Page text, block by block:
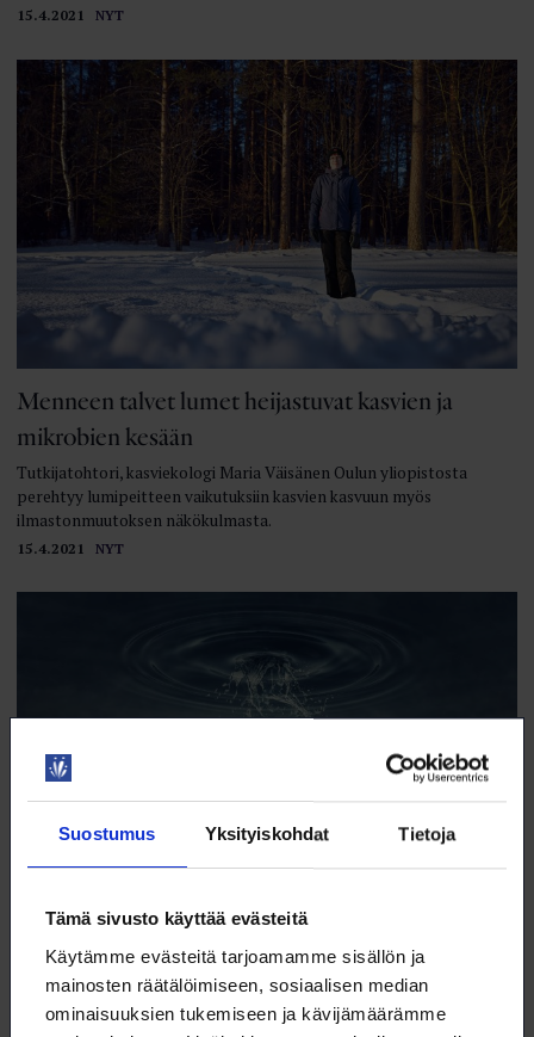
Suostumus Yksityiskohdat Tietoja
Tämä sivusto käyttää evästeitä
Käytämme evästeitä tarjoamamme sisällön ja
mainosten räätälöimiseen, sosiaalisen median
ominaisuuksien tukemiseen ja kävijämäärämme
15.4.2021 NYT
15.4.2021 NYT
Menneen talvet lumet heijastuvat kasvien ja
mikrobien kesään
Tutkijatohtori, kasviekologi Maria Väisänen Oulun yliopistosta
perehtyy lumipeitteen vaikutuksiin kasvien kasvuun myös
ilmastonmuutoksen näkökulmasta.
15.4.2021 NYT
Kaiken takana onkin vesi
Veteen perehtyminen johtaa luonnontieteellisen ymmärryksen
eturintamaan.